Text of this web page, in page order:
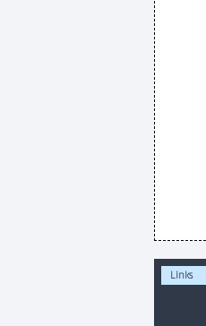
Links